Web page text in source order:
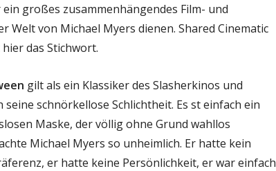
großes zusammenhängendes Film- und
Welt von Michael Myers dienen. Shared Cinematic
das Stichwort.
gilt als ein Klassiker des Slasherkinos und
schnörkellose Schlichtheit. Es st einfach ein
Maske, der völlig ohne Grund wahllos
Michael Myers so unheimlich. Er hatte kein
er hatte keine Persönlichkeit, er war einfach